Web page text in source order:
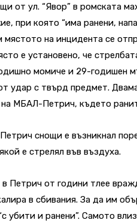
от ул. “Явор” в ромската
при която “има ранени,
мястото на инцидента се
е установено, че
момиче и 29-годишен
удар с твърд предмет.
МБАЛ-Петрич, където
снощи е възникнал
е стрелял във въздуха.
Петрич от години тлее
в сбивания. За да им
убити и ранени”. Самото